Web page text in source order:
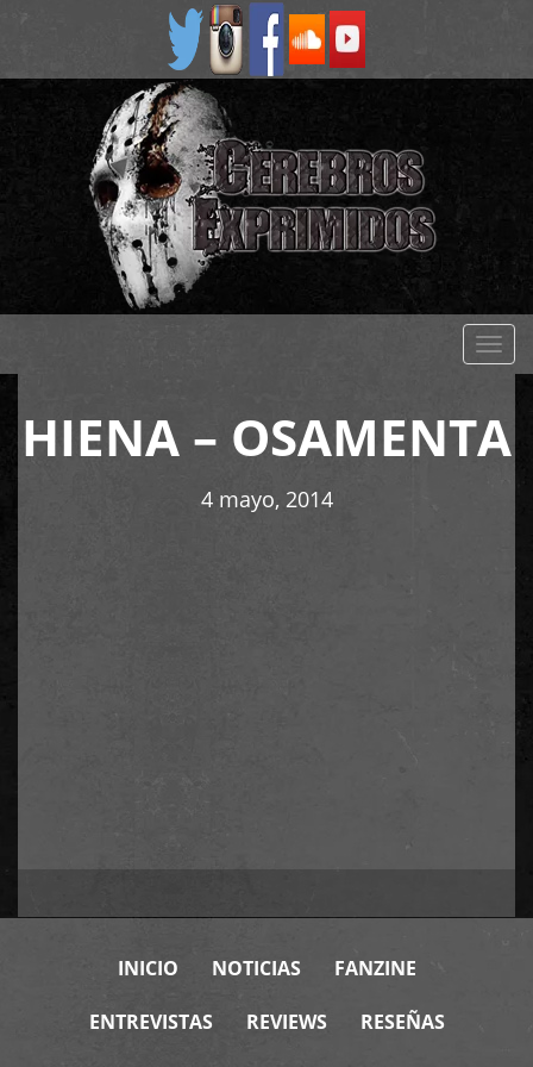
HIENA – OSAMENTA
4 mayo, 2014
INICIO NOTICIAS FANZINE
ENTREVISTAS REVIEWS RESEÑAS